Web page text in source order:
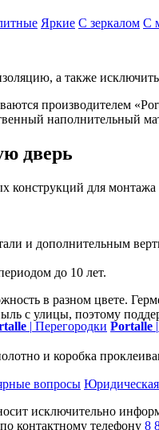
Яркие С зеркалом С
а также
производителем
наполнительный
дверь
конструкций для
и дополнительным
до 10 лет.
в разном цвете.
с улицы, поэтому
и коробка
| Перегородки Portalle |
вопросы
исключительно
контактному телефону 8